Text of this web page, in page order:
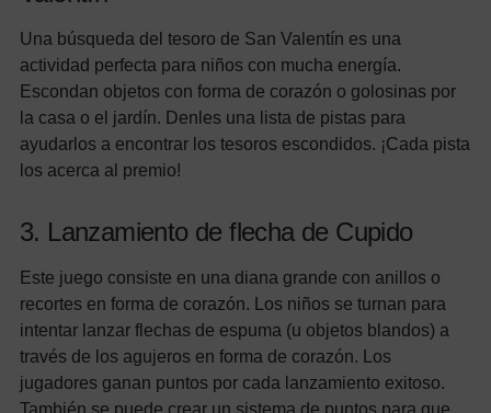
Una búsqueda del tesoro de San Valentín es una
actividad perfecta para niños con mucha energía.
Escondan objetos con forma de corazón o golosinas por
la casa o el jardín. Denles una lista de pistas para
ayudarlos a encontrar los tesoros escondidos. ¡Cada pista
los acerca al premio!
3. Lanzamiento de flecha de Cupido
Este juego consiste en una diana grande con anillos o
recortes en forma de corazón. Los niños se turnan para
intentar lanzar flechas de espuma (u objetos blandos) a
través de los agujeros en forma de corazón. Los
jugadores ganan puntos por cada lanzamiento exitoso.